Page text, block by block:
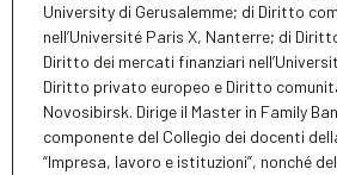
University di Gerusalemme; di Diritto
nell’Université Paris X, Nanterre; di
Diritto dei mercati finanziari
Diritto privato europeo e Diritto
Novosibirsk. Dirige il Master in Family
componente del Collegio dei docenti
“Impresa, lavoro e istituzioni”, nonché